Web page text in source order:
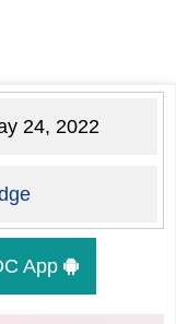
24, 2022
App